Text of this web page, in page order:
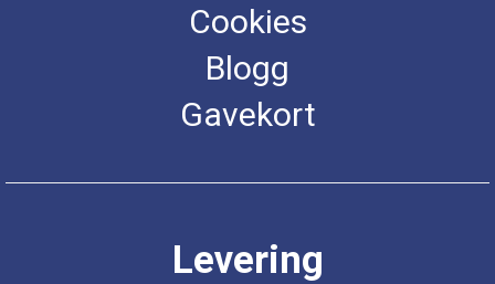
Cookies
Blogg
Gavekort
Levering